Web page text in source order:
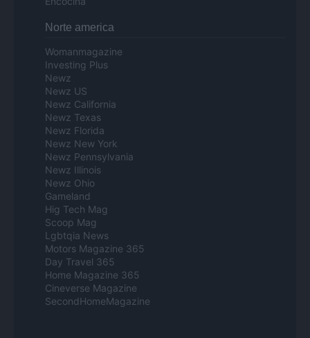
Norte america
Womanmagazine
Investing Plus
Newz
Newz US
Newz California
Newz Texas
Newz Florida
Newz New York
Newz Pennsylvania
Newz Illinois
Newz Ohio
Gameland
Hig Tech Mag
Scoop Mag
Lgbtqia News
Motors Magazine 365
Day Travel 365
Home Magazine 365
Cineverse Magazine
SecondHomeMagazine